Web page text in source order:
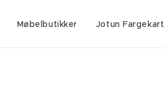
Møbelbutikker Jotun Fargekart